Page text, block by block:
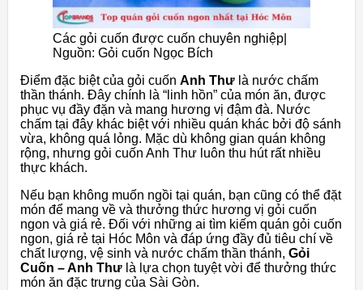
Các gỏi cuốn được cuốn chuyên nghiệp|
Nguồn: Gỏi cuốn Ngọc Bích
Điểm đặc biệt của gỏi cuốn Anh Thư là nước chấm
thần thánh. Đây chính là “linh hồn” của món ăn, được
phục vụ đầy đặn và mang hương vị đậm đà. Nước
chấm tại đây khác biệt với nhiều quán khác bởi độ sánh
vừa, không quá lỏng. Mặc dù không gian quán không
rộng, nhưng gỏi cuốn Anh Thư luôn thu hút rất nhiều
thực khách.
Nếu bạn không muốn ngồi tại quán, bạn cũng có thể đặt
món để mang về và thưởng thức hương vị gỏi cuốn
ngon và giá rẻ. Đối với những ai tìm kiếm quán gỏi cuốn
ngon, giá rẻ tại Hóc Môn và đáp ứng đầy đủ tiêu chí về
chất lượng, vệ sinh và nước chấm thần thánh, Gỏi
Cuốn – Anh Thư là lựa chọn tuyệt vời để thưởng thức
món ăn đặc trưng của Sài Gòn.